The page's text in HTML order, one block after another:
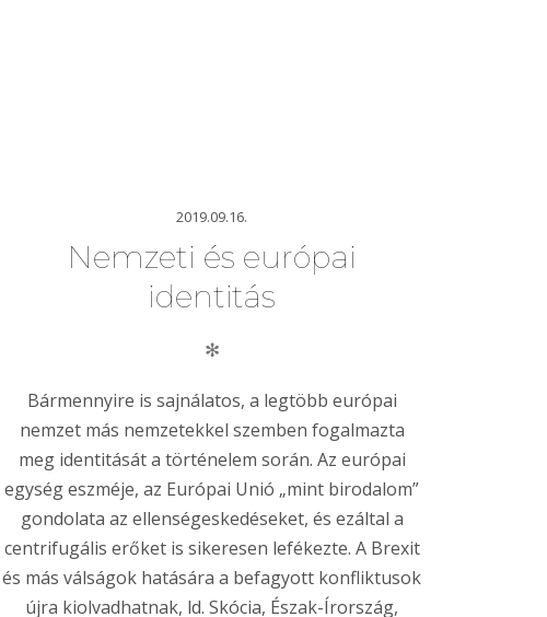
2019.09.16.
Nemzeti és európai
identitás
✻
Bármennyire is sajnálatos, a legtöbb európai
nemzet más nemzetekkel szemben fogalmazta
meg identitását a történelem során. Az európai
egység eszméje, az Európai Unió „mint birodalom”
gondolata az ellenségeskedéseket, és ezáltal a
centrifugális erőket is sikeresen lefékezte. A Brexit
és más válságok hatására a befagyott konfliktusok
újra kiolvadhatnak, ld. Skócia, Észak-Írország,